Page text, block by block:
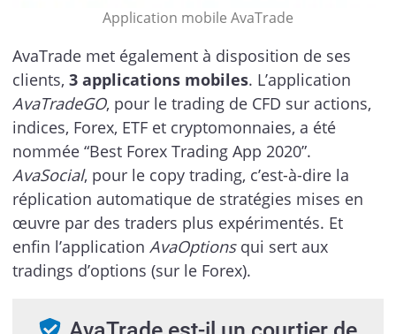
Application mobile AvaTrade
AvaTrade met également à disposition de ses
clients, 3 applications mobiles. L’application
AvaTradeGO, pour le trading de CFD sur actions,
indices, Forex, ETF et cryptomonnaies, a été
nommée “Best Forex Trading App 2020”.
AvaSocial, pour le copy trading, c’est-à-dire la
réplication automatique de stratégies mises en
œuvre par des traders plus expérimentés. Et
enfin l’application AvaOptionsqui sert aux
tradings d’options (sur le Forex).